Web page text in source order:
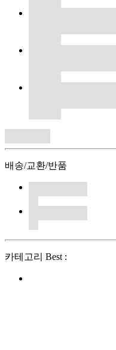
배송/교환/반품
카테고리 Best :